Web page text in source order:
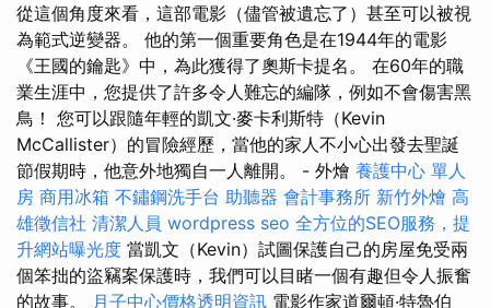
從這個角度來看，這部電影（儘管被遺忘了）甚至可以被視
為範式逆變器。 他的第一個重要角色是在1944年的電影
《王國的鑰匙》中，為此獲得了奧斯卡提名。 在60年的職
業生涯中，您提供了許多令人難忘的編隊，例如不會傷害黑
鳥！ 您可以跟隨年輕的凱文·麥卡利斯特（Kevin
McCallister）的冒險經歷，當他的家人不小心出發去聖誕
節假期時，他意外地獨自一人離開。 - 外燴 養護中心 單人
房 商用冰箱 不鏽鋼洗手台 助聽器 會計事務所 新竹外燴 高
雄徵信社 清潔人員 wordpress seo 全方位的SEO服務，提
升網站曝光度 當凱文（Kevin）試圖保護自己的房屋免受兩
個笨拙的盜竊案保護時，我們可以目睹一個有趣但令人振奮
的故事。
月子中心價格透明資訊 電影作家道爾頓·特魯伯